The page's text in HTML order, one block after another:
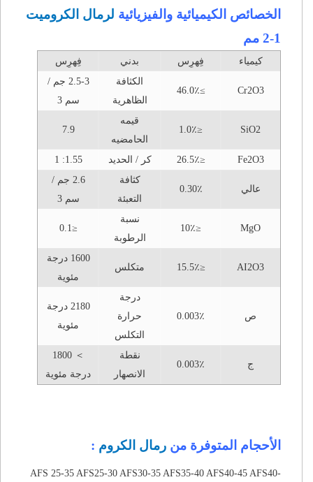
الخصائص الكيميائية والفيزيائية لرمال الكروميت
1-2 مم
كيمياء فِهرِس بدني فِهرِس
Cr2O3 ≥46.0٪
الكثافة
الظاهرية
2.5-3 جم /
سم 3
SiO2 ≤1.0٪
قيمه
الحامضيه
7.9
Fe2O3 ≤26.5٪ كر / الحديد 1.55: 1
عالي 0.30٪
كثافة
التعبئة
2.6 جم /
سم 3
MgO ≤10٪
نسبة
الرطوبة
≤0.1
AI2O3 ≤15.5٪ متكلس
1600 درجة
مئوية
ص 0.003٪
درجة
حرارة
التكلس
2180 درجة
مئوية
ج 0.003٪
نقطة
الانصهار
＞ 1800
درجة مئوية
الأحجام المتوفرة من رمال الكروم :
AFS 25-35 AFS25-30 AFS30-35 AFS35-40 AFS40-45 AFS40-